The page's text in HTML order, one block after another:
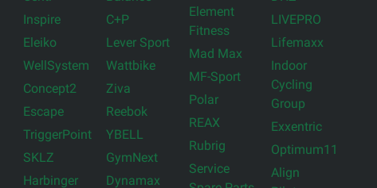
Inspire
Eleiko
WellSystem
Concept2
Escape
TriggerPoint
SKLZ
Harbinger
C+P
Lever Sport
Wattbike
Ziva
Reebok
YBELL
GymNext
Dynamax
Element
Fitness
Mad Max
MF-Sport
Polar
REAX
Rubrig
Service
LIVEPRO
Lifemaxx
Indoor
Cycling
Group
Exxentric
Optimum11
Align